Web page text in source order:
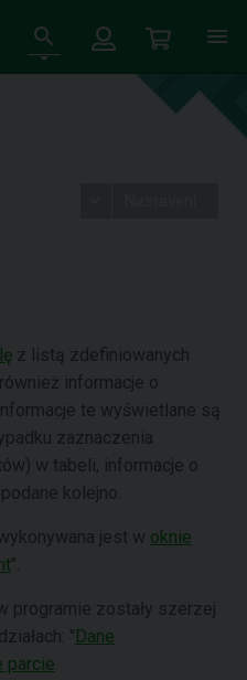
z listą zdefiniowanych
informacje o
te wyświetlane są
zaznaczenia
w tabeli, informacje o
kolejno.
jest w oknie
".
programie zostały szerzej
"Dane
parcie